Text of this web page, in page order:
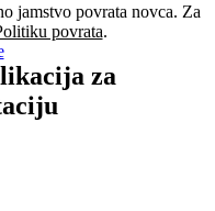
jamstvo povrata novca. Za
povrata.
za